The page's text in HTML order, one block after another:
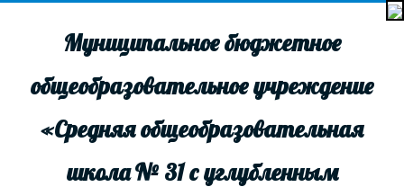
Муниципальное бюджетное
общеобразовательное учреждение
«Средняя общеобразовательная
школа № 31 с углубленным